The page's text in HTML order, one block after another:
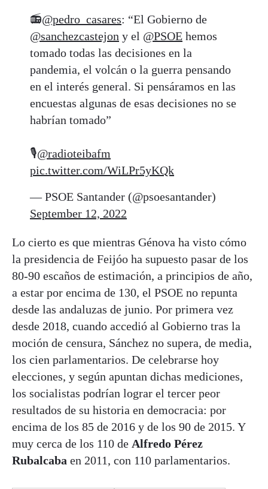
📻@pedro_casares: “El Gobierno de
@sanchezcastejon y el @PSOE hemos
tomado todas las decisiones en la
pandemia, el volcán o la guerra pensando
en el interés general. Si pensáramos en las
encuestas algunas de esas decisiones no se
habrían tomado”
🎙@radioteibafm
pic.twitter.com/WiLPr5yKQk
— PSOE Santander (@psoesantander)
September 12, 2022
Lo cierto es que mientras Génova ha visto cómo
la presidencia de Feijóo ha supuesto pasar de los
80-90 escaños de estimación, a principios de año,
a estar por encima de 130, el PSOE no repunta
desde las andaluzas de junio. Por primera vez
desde 2018, cuando accedió al Gobierno tras la
moción de censura, Sánchez no supera, de media,
los cien parlamentarios. De celebrarse hoy
elecciones, y según apuntan dichas mediciones,
los socialistas podrían lograr el tercer peor
resultados de su historia en democracia: por
encima de los 85 de 2016 y de los 90 de 2015. Y
muy cerca de los 110 de Alfredo Pérez
Rubalcaba en 2011, con 110 parlamentarios.